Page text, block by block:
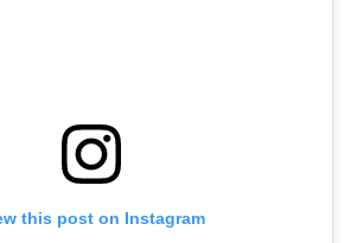
this post on Instagram